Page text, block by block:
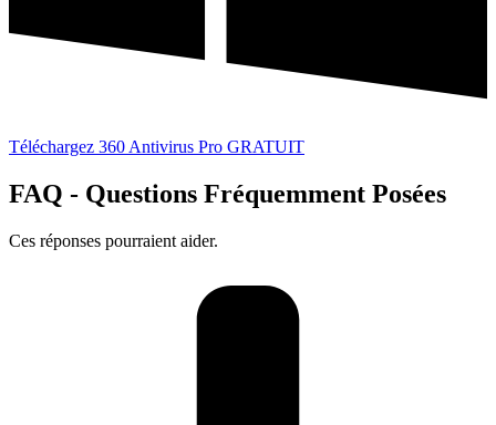
Téléchargez 360 Antivirus Pro GRATUIT
FAQ - Questions Fréquemment Posées
Ces réponses pourraient aider.